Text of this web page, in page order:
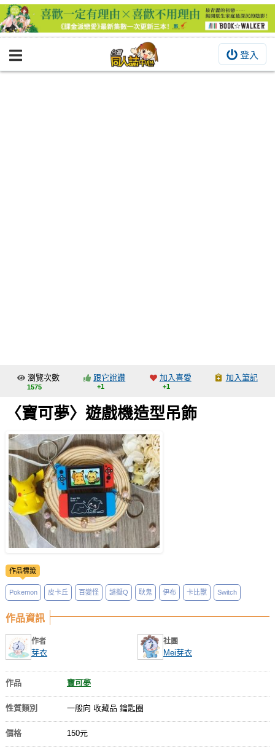
登入
BOOKY書集倉庫
交流中心
攤位轉讓區
會員中心
註冊會員
登入
瀏覽次數
1575
跟它說讚
+1
加入喜愛
+1
加入筆記
〈寶可夢〉遊戲機造型吊飾
作品標籤
Pokemon 皮卡丘 百變怪 謎擬Q 耿鬼 伊布 卡比獸 Switch
作品資訊
作者
芽衣
社團
Mei芽衣
作品 寶可夢
性質類別 一般向 收藏品 鑰匙圈
價格 150元